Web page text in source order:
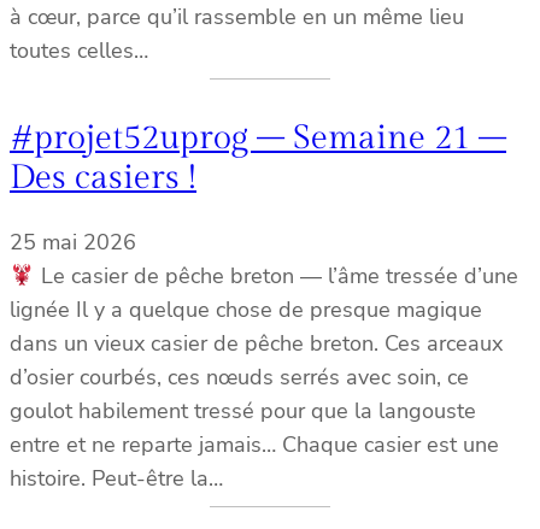
à cœur, parce qu’il rassemble en un même lieu
toutes celles…
#projet52uprog – Semaine 21 –
Des casiers !
25 mai 2026
Le casier de pêche breton — l’âme tressée d’une
lignée Il y a quelque chose de presque magique
dans un vieux casier de pêche breton. Ces arceaux
d’osier courbés, ces nœuds serrés avec soin, ce
goulot habilement tressé pour que la langouste
entre et ne reparte jamais… Chaque casier est une
histoire. Peut-être la…